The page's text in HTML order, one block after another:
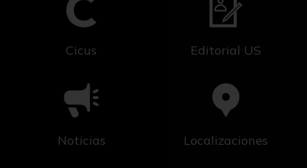
Cicus Editorial US
Noticias Localizaciones